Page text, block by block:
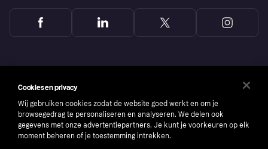
Cookies en privacy
Wij gebruiken cookies zodat de website goed werkt en om je
browsegedrag te personaliseren en analyseren. We delen ook
gegevens met onze advertentiepartners. Je kunt je voorkeuren op elk
moment beheren of je toestemming intrekken.